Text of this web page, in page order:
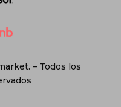
– Todos los